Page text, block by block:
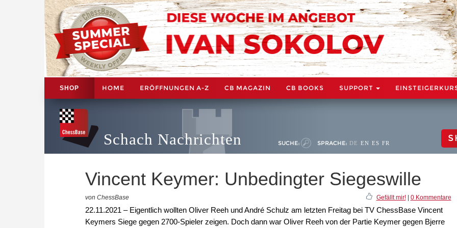
SHOP HOME ERÖFFNUNGEN A-Z CB MAGAZIN CB BOOKS SUPPORT
Schach Nachrichten SUCHE: SPRACHE: DE EN ES FR
Vincent Keymer: Unbedingter Siegeswille
von ChessBase Gefällt mir!| 0 Kommentare
22.11.2021 – Eigentlich wollten Oliver Reeh und André Schulz am letzten Freitag bei TV ChessBase Vincent
Keymers Siege gegen 2700-Spieler zeigen. Doch dann war Oliver Reeh von der Partie Keymer gegen Bjerre